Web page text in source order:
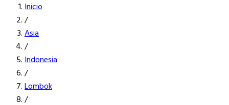
Inicio
/
Asia
/
Indonesia
/
Lombok
/